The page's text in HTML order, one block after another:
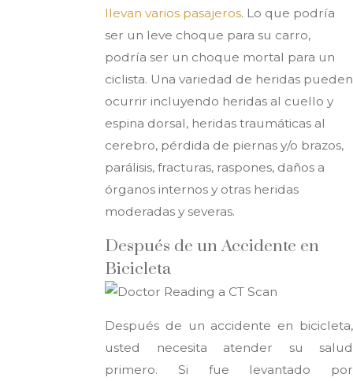
llevan varios pasajeros. Lo que podría
ser un leve choque para su carro,
podría ser un choque mortal para un
ciclista. Una variedad de heridas pueden
ocurrir incluyendo heridas al cuello y
espina dorsal, heridas traumáticas al
cerebro, pérdida de piernas y/o brazos,
parálisis, fracturas, raspones, daños a
órganos internos y otras heridas
moderadas y severas.
Después de un Accidente en
Bicicleta
Después de un accidente en bicicleta,
usted necesita atender su salud
primero. Si fue levantado por